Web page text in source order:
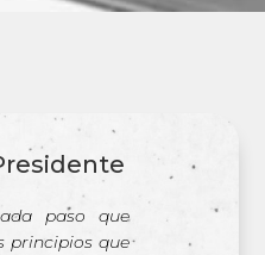
paso que
principios que